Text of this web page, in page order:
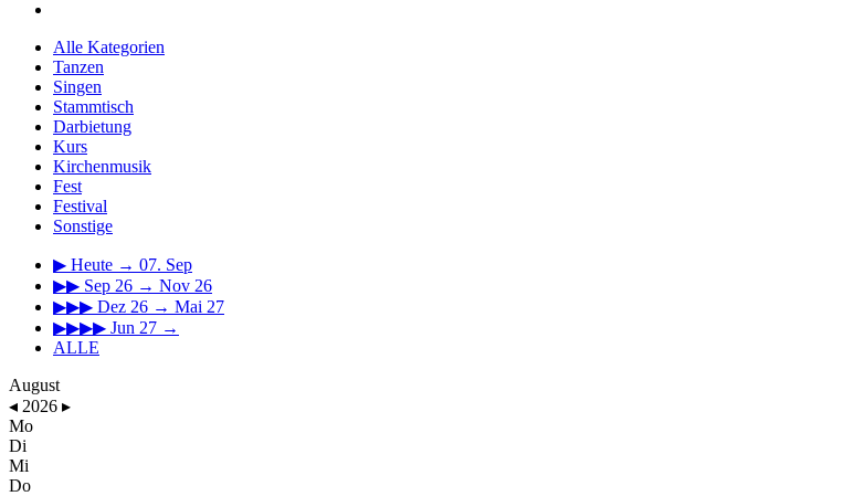
Alle Kategorien
Tanzen
Singen
Stammtisch
Darbietung
Kurs
Kirchenmusik
Fest
Festival
Sonstige
▶ Heute → 07. Sep
▶▶ Sep 26 → Nov 26
▶▶▶ Dez 26 → Mai 27
▶▶▶▶ Jun 27 →
ALLE
August
◂ 2026 ▸
Mo
Di
Mi
Do